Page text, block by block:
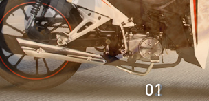
05
01
02
03
04
05
01